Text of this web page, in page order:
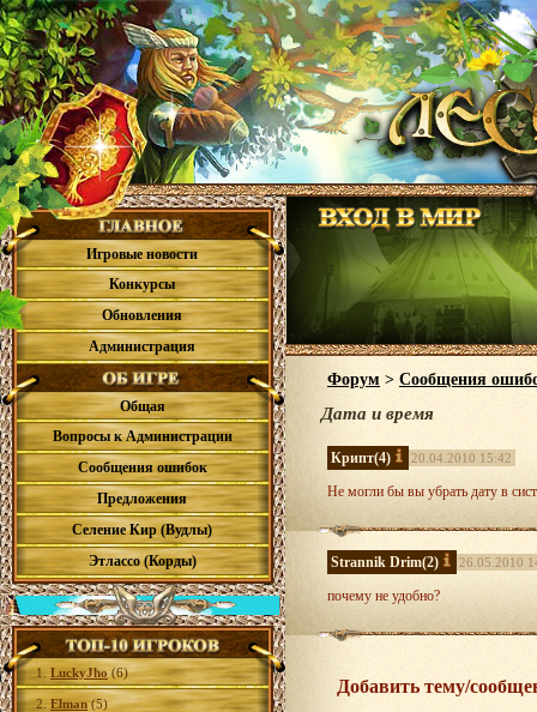
Игровые новости
Конкурсы
Обновления
Администрация
Общая
Вопросы к Администрации
Сообщения ошибок
Предложения
Селение Кир (Вудлы)
Этлассо (Корды)
1. LuckyJho (6)
2. Elman(5)
Форум > Сообщения
Дата и время
Крипт(4) 20.04.2010 15:42
Не могли бы вы убрать дату в
Strannik Drim(2) 26.05.2010
почему не удобно?
Добавить тему/